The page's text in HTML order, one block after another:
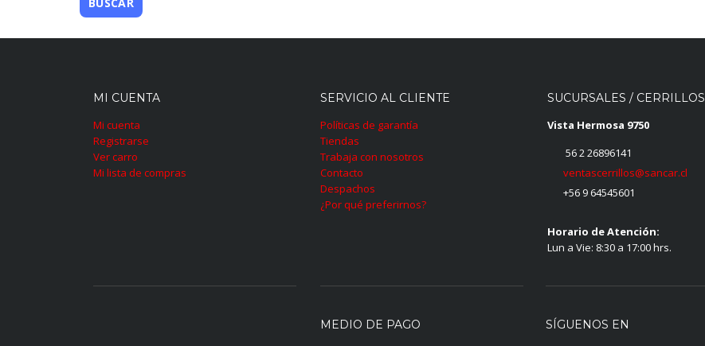
MI CUENTA
Mi cuenta
Registrarse
Ver carro
Mi lista de compras
SERVICIO AL CLIENTE
Políticas de garantía
Tiendas
Trabaja con nosotros
Contacto
Despachos
¿Por qué preferirnos?
SUCURSALES / CERRILLOS
Vista Hermosa 9750
56 2 26896141
ventascerrillos@sancar.cl
+56 9 64545601
Horario de Atención:
Lun a Vie: 8:30 a 17:00 hrs.
MEDIO DE PAGO SÍGUENOS EN